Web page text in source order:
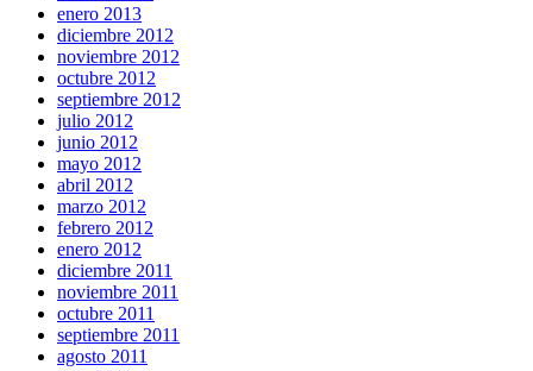
enero 2013
diciembre 2012
noviembre 2012
octubre 2012
septiembre 2012
julio 2012
junio 2012
mayo 2012
abril 2012
marzo 2012
febrero 2012
enero 2012
diciembre 2011
noviembre 2011
octubre 2011
septiembre 2011
agosto 2011